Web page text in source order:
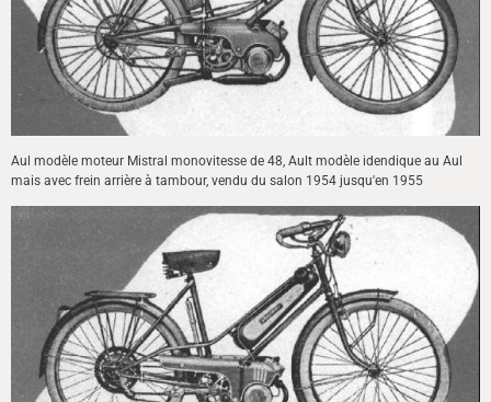
Aul modèle moteur Mistral monovitesse de 48, Ault modèle idendique au Aul
mais avec frein arrière à tambour, vendu du salon 1954 jusqu'en 1955